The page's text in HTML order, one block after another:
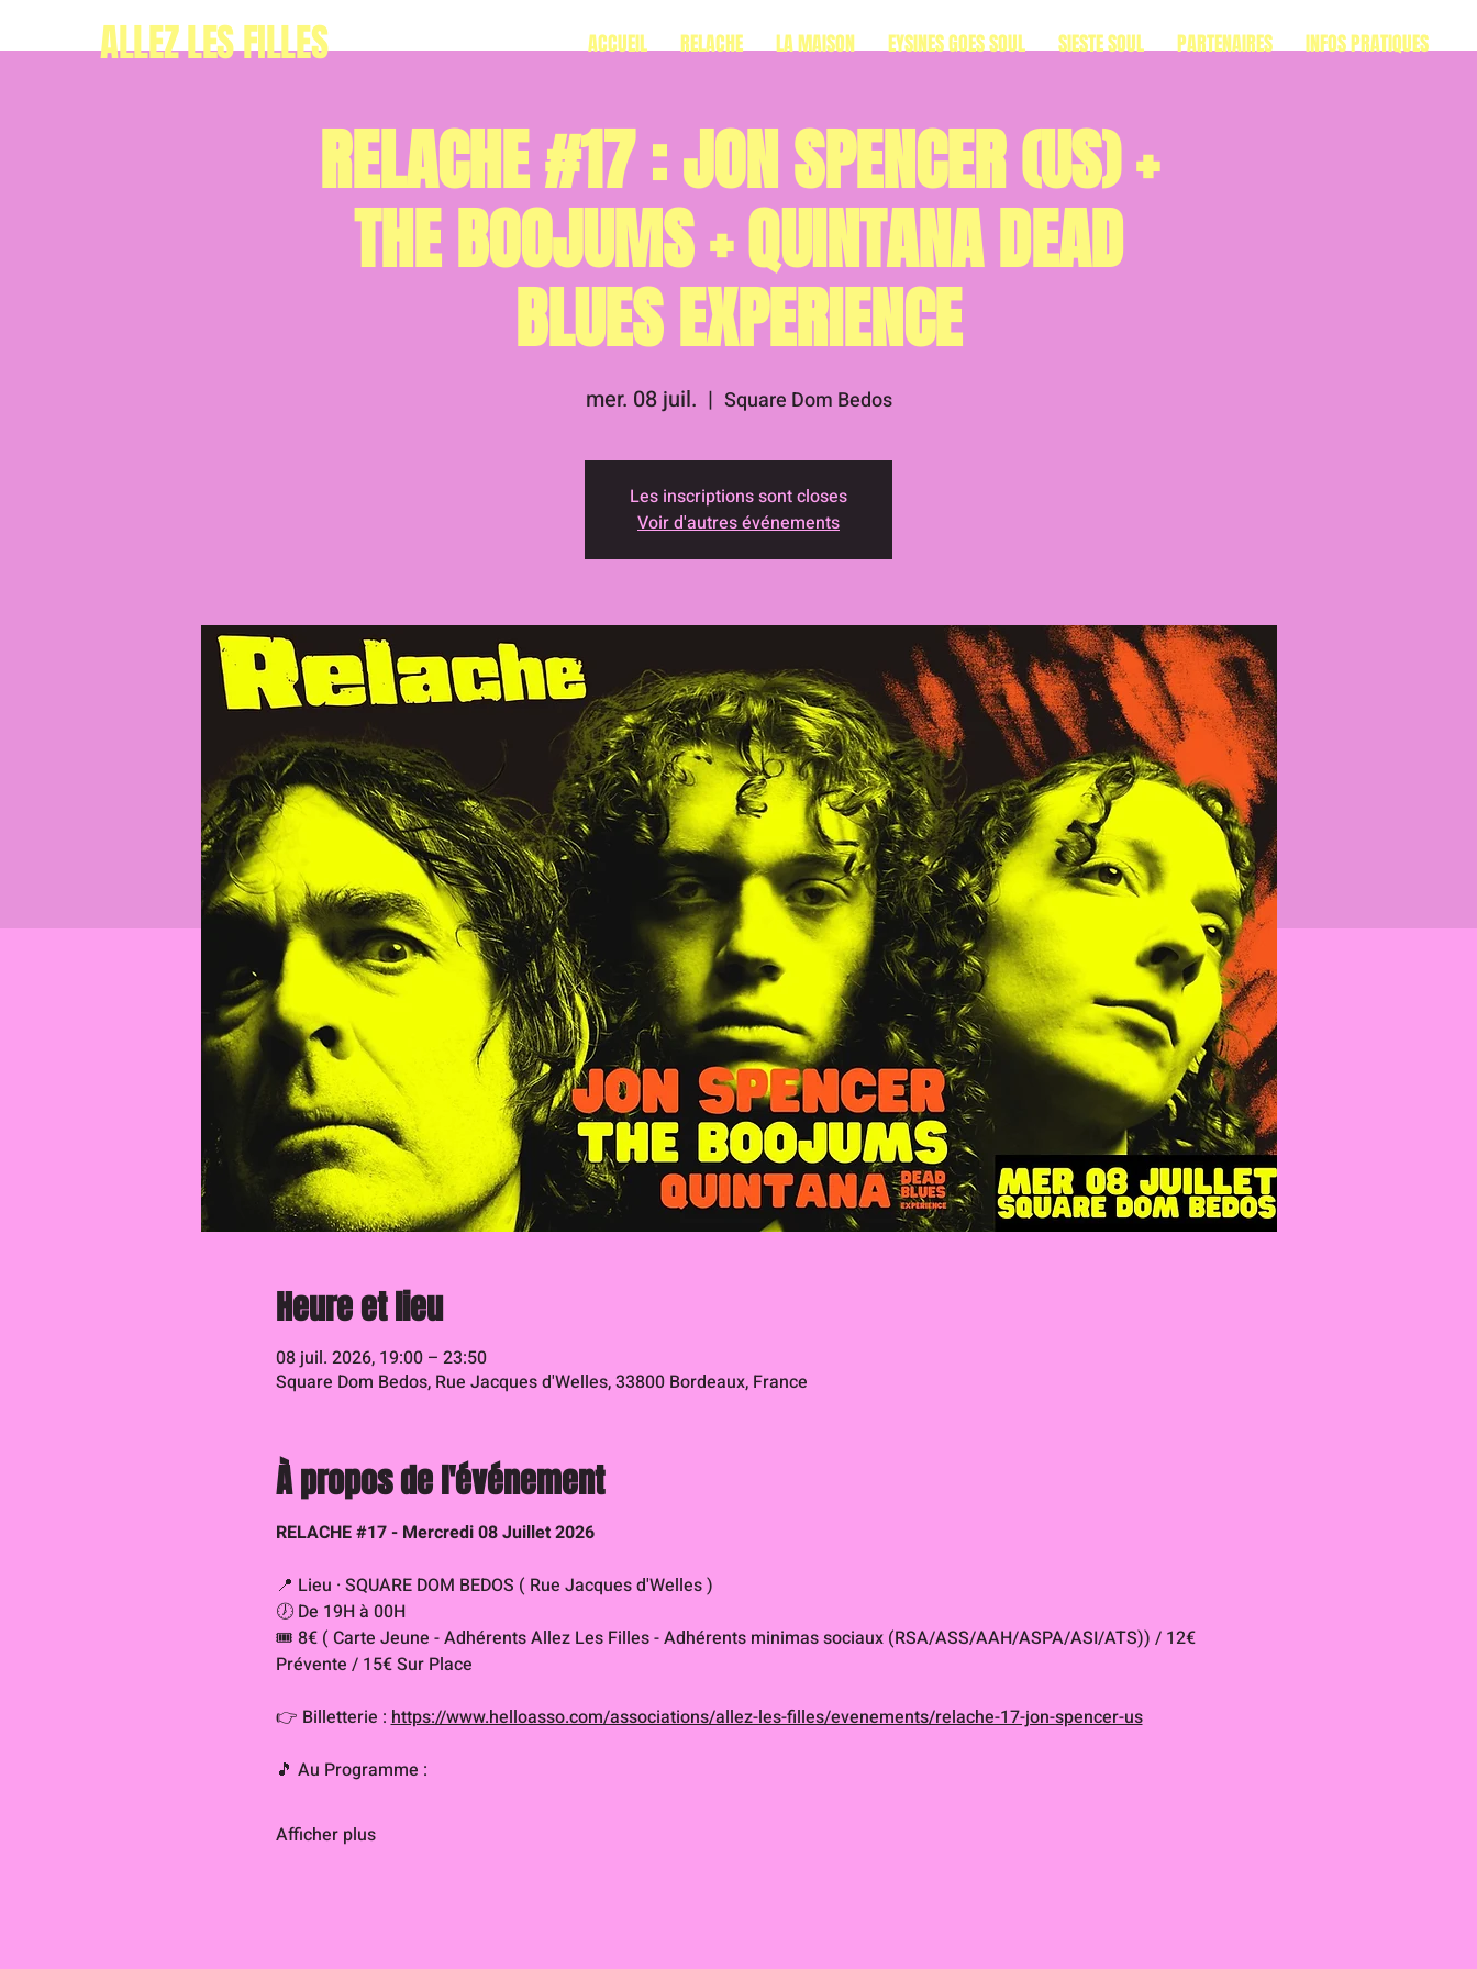
ALLEZ LES FILLES ACCUEIL RELACHE LA MAISON EYSINES GOES SOUL SIESTE SOUL PARTENAIRES INFOS PRATIQUES
RELACHE #17 : JON SPENCER (US) +
THE BOOJUMS + QUINTANA DEAD
BLUES EXPERIENCE
mer. 08 juil.
  |
Square Dom Bedos
Les inscriptions sont closes
Voir d'autres événements
Heure et lieu
08 juil. 2026, 19:00 – 23:50
Square Dom Bedos, Rue Jacques d'Welles, 33800 Bordeaux, France
À propos de l'événement
RELACHE #17 - Mercredi 08 Juillet 2026
📍 Lieu · SQUARE DOM BEDOS ( Rue Jacques d'Welles )
🕖 De 19H à 00H
🎟 8€ ( Carte Jeune - Adhérents Allez Les Filles - Adhérents minimas sociaux (RSA/ASS/AAH/ASPA/ASI/ATS)) / 12€
Prévente / 15€ Sur Place
👉 Billetterie : https://www.helloasso.com/associations/allez-les-filles/evenements/relache-17-jon-spencer-us
🎵 Au Programme :
Afficher plus